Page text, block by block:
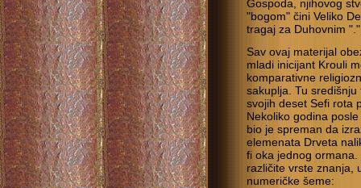
Gospoda, njihovog
"bogom" čini Veliko
tragaj za Duhovnim "."
Sav ovaj materijal
mladi inicijant Krouli
komparativne
sakuplja. Tu
svojih deset Sefi rota
Nekoliko godina
bio je spreman da
elemenata Drveta
fi oka jednog
različite vrste znanja,
numeričke šeme: